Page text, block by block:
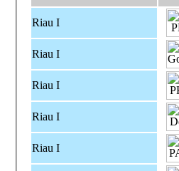
Riau I
Riau I
Riau I
Riau I
Riau I